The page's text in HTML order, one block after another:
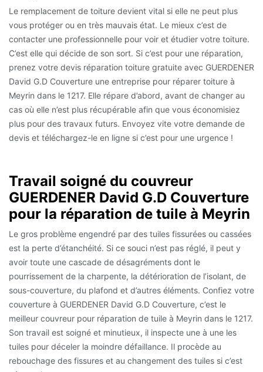
Le remplacement de toiture devient vital si elle ne peut plus
vous protéger ou en très mauvais état. Le mieux c’est de
contacter une professionnelle pour voir et étudier votre toiture.
C’est elle qui décide de son sort. Si c’est pour une réparation,
prenez votre devis réparation toiture gratuite avec GUERDENER
David G.D Couverture une entreprise pour réparer toiture à
Meyrin dans le 1217. Elle répare d’abord, avant de changer au
cas où elle n’est plus récupérable afin que vous économisiez
plus pour des travaux futurs. Envoyez vite votre demande de
devis et téléchargez-le en ligne si c’est pour une urgence !
Travail soigné du couvreur
GUERDENER David G.D Couverture
pour la réparation de tuile à Meyrin
Le gros problème engendré par des tuiles fissurées ou cassées
est la perte d’étanchéité. Si ce souci n’est pas réglé, il peut y
avoir toute une cascade de désagréments dont le
pourrissement de la charpente, la détérioration de l’isolant, de
sous-couverture, du plafond et d’autres éléments. Confiez votre
couverture à GUERDENER David G.D Couverture, c’est le
meilleur couvreur pour réparation de tuile à Meyrin dans le 1217.
Son travail est soigné et minutieux, il inspecte une à une les
tuiles pour déceler la moindre défaillance. Il procède au
rebouchage des fissures et au changement des tuiles si c’est